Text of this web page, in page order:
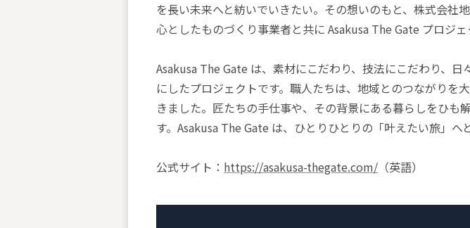
を長い未来へと紡いでいきたい。その想いのもと、株式会社
心としたものづくり事業者と共に Asakusa The Gate プロジェ
Asakusa The Gate は、素材にこだわり、技法にこだわり、日
にしたプロジェクトです。職人たちは、地域とのつながりを
きました。匠たちの手仕事や、その背景にある暮らしをひも
す。Asakusa The Gate は、ひとりひとりの「叶えたい旅」へ
公式サイト： https://asakusa-thegate.com/ （英語）